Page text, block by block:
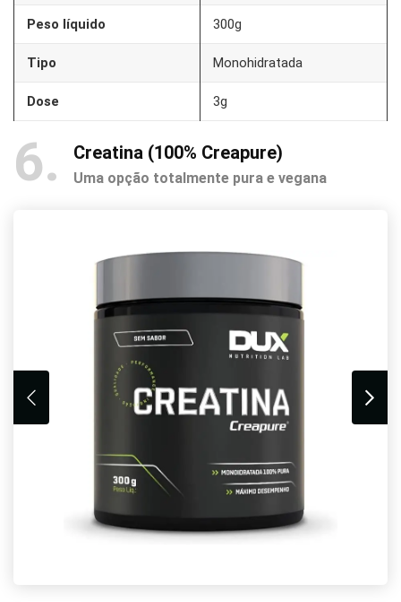
Peso líquido 300g
Tipo Monohidratada
Dose 3g
6 Creatina (100% Creapure)
Uma opção totalmente pura e vegana